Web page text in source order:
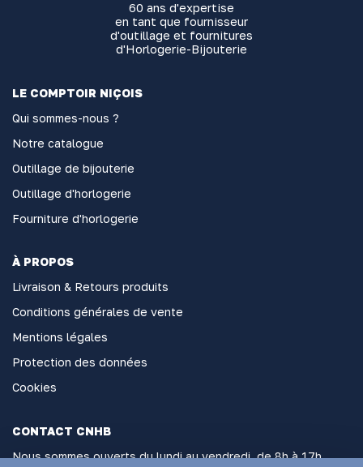
60 ans d'expertise
en tant que fournisseur
d'outillage et fournitures
d'Horlogerie-Bijouterie
LE COMPTOIR NIÇOIS
Qui sommes-nous ?
Notre catalogue
Outillage de bijouterie
Outillage d'horlogerie
Fourniture d'horlogerie
À PROPOS
Livraison & Retours produits
Conditions générales de vente
Mentions légales
Protection des données
Cookies
CONTACT CNHB
Nous sommes ouverts du lundi au vendredi, de 8h à 17h